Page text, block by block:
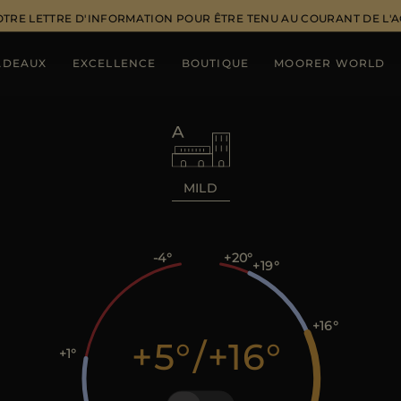
LETTRE D'INFORMATION POUR ÊTRE TENU AU COURANT DE
EXCELLENCE BOUTIQUE MOORER WORLD
MILD
+5 /+16
-4
+1
+16
+19
+20